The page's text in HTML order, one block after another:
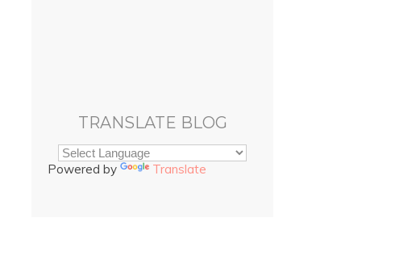
TRANSLATE BLOG
Powered by Translate